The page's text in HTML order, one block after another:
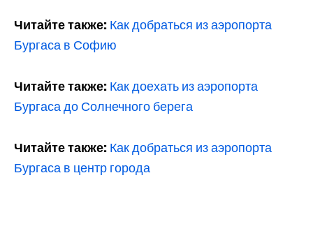
Читайте также: Как добраться из аэропорта
Бургаса в Софию
Читайте также: Как доехать из аэропорта
Бургаса до Солнечного берега
Читайте также: Как добраться из аэропорта
Бургаса в центр города